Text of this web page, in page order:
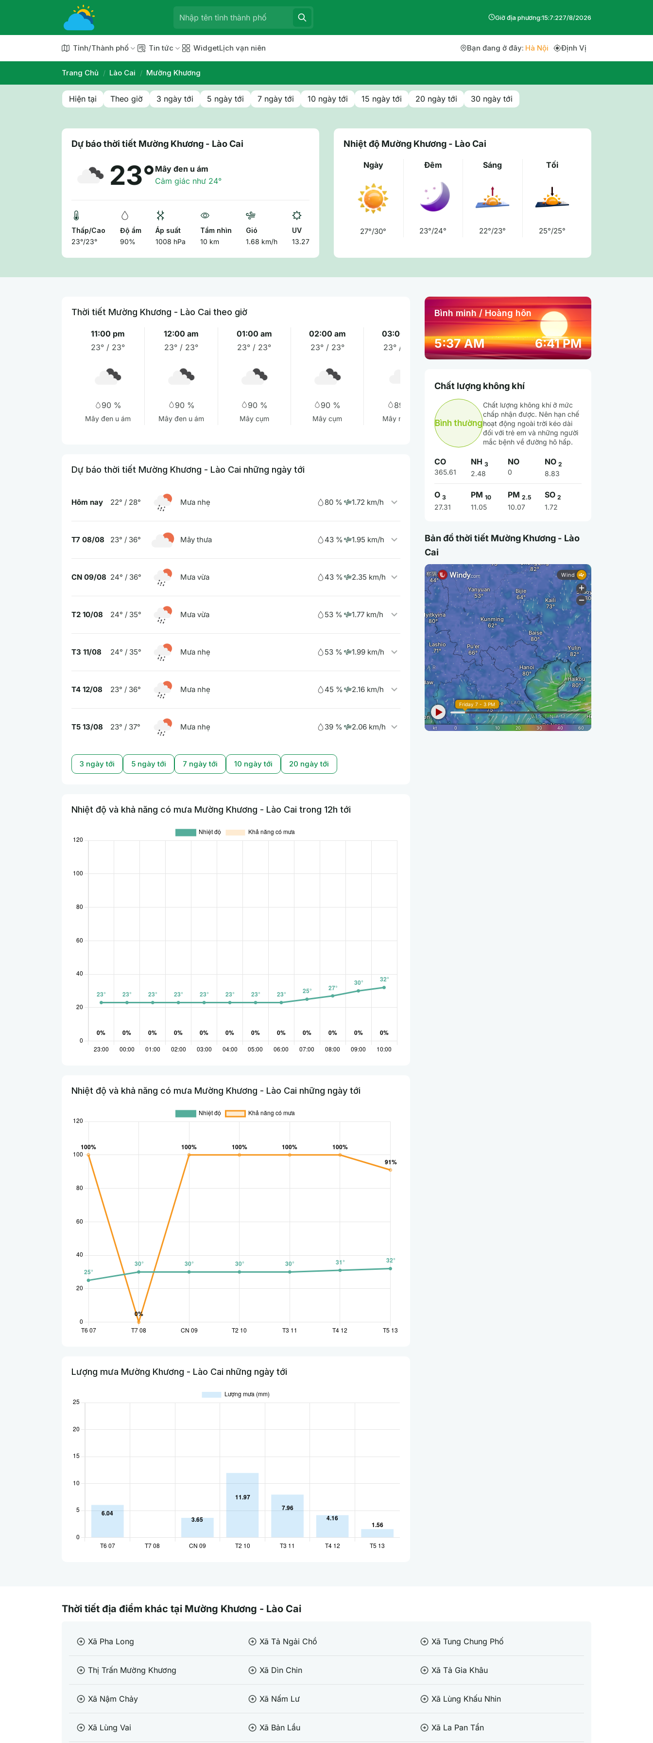
Giờ địa phương:15:7:237/8/2026
Tỉnh/Thành phố Tin tức WidgetLịch vạn niên Bạn đang ở đây: Hà Nội Định Vị
Trang Chủ / Lào Cai / Mường Khương
Hiện tại Theo giờ 3 ngày tới 5 ngày tới 7 ngày tới 10 ngày tới 15 ngày tới 20 ngày tới 30 ngày tới
Dự báo thời tiết Mường Khương - Lào Cai
23° Mây đen u ám
Cảm giác như 24°
Thấp/Cao
23°/23°
Độ ẩm
90%
Áp suất
1008 hPa
Tầm nhìn
10 km
Gió
1.68 km/h
UV
13.27
Nhiệt độ Mường Khương - Lào Cai
Ngày
27°/30°
Đêm
23°/24°
Sáng
22°/23°
Tối
25°/25°
Thời tiết Mường Khương - Lào Cai theo giờ
11:00 pm
23° / 23°
90 %
Mây đen u ám
12:00 am
23° / 23°
90 %
Mây đen u ám
01:00 am
23° / 23°
90 %
Mây cụm
02:00 am
23° / 23°
90 %
Mây cụm
03:00 am
23° / 23°
89 %
Mây rải rác
04:00 am
23° / 23°
89 %
Mây rải rác
05:00 am
23° / 23°
88 %
Mây rải rác
Dự báo thời tiết Mường Khương - Lào Cai những ngày tới
Hôm nay 22° / 28° Mưa nhẹ 80 % 1.72 km/h
T7 08/08 23° / 36° Mây thưa 43 % 1.95 km/h
CN 09/08 24° / 36° Mưa vừa 43 % 2.35 km/h
T2 10/08 24° / 35° Mưa vừa 53 % 1.77 km/h
T3 11/08 24° / 35° Mưa nhẹ 53 % 1.99 km/h
T4 12/08 23° / 36° Mưa nhẹ 45 % 2.16 km/h
T5 13/08 23° / 37° Mưa nhẹ 39 % 2.06 km/h
3 ngày tới 5 ngày tới 7 ngày tới 10 ngày tới 20 ngày tới
Nhiệt độ và khả năng có mưa Mường Khương - Lào Cai trong 12h tới
Nhiệt độ và khả năng có mưa Mường Khương - Lào Cai những ngày tới
Lượng mưa Mường Khương - Lào Cai những ngày tới
Bình minh / Hoàng hôn
5:37 AM 6:41 PM
Chất lượng không khí
Bình thường
Chất lượng không khí ở mức
chấp nhận được. Nên hạn chế
hoạt động ngoài trời kéo dài
đối với trẻ em và những người
mắc bệnh về đường hô hấp.
CO
365.61
NH3
2.48
NO
0
NO2
8.83
O 3
27.31
PM10
11.05
PM2.5
10.07
SO2
1.72
Bản đồ thời tiết Mường Khương - Lào
Cai
Thời tiết địa điểm khác tại Mường Khương - Lào Cai
arrow_circle_right Xã Pha Long arrow_circle_right Xã Tả Ngải Chồ arrow_circle_right Xã Tung Chung Phố
arrow_circle_right Thị Trấn Mường Khương arrow_circle_right Xã Dìn Chin arrow_circle_right Xã Tả Gia Khâu
arrow_circle_right Xã Nậm Chảy arrow_circle_right Xã Nấm Lư arrow_circle_right Xã Lùng Khấu Nhin
arrow_circle_right Xã Lùng Vai arrow_circle_right Xã Bản Lầu arrow_circle_right Xã La Pan Tẩn